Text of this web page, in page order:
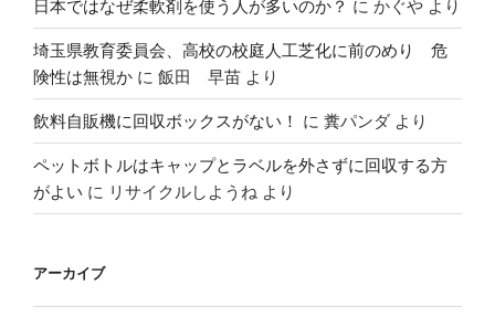
日本ではなぜ柔軟剤を使う人が多いのか？ に かぐや より
埼玉県教育委員会、高校の校庭人工芝化に前のめり 危
険性は無視か に 飯田 早苗 より
飲料自販機に回収ボックスがない！ に 糞パンダ より
ペットボトルはキャップとラベルを外さずに回収する方
がよい に リサイクルしようね より
アーカイブ